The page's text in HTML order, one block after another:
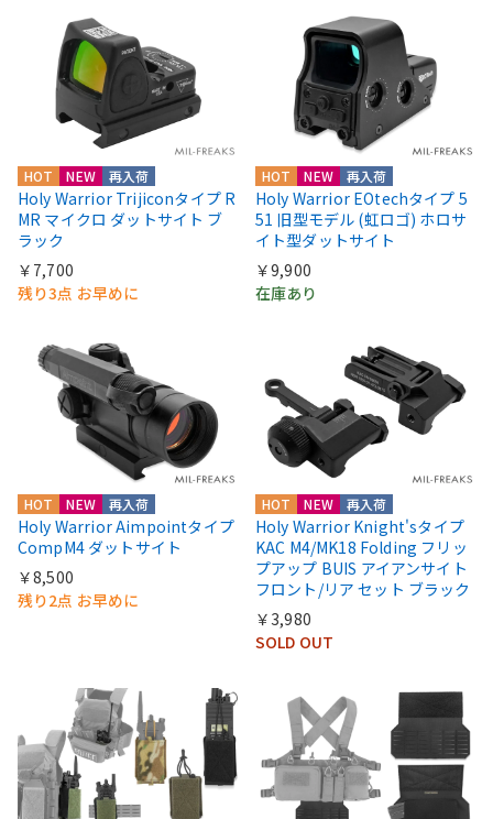
HOT NEW 再入荷
Holy Warrior Trijiconタイプ R
MR マイクロ ダットサイト ブ
ラック
￥7,700
残り3点 お早めに
HOT NEW 再入荷
Holy Warrior EOtechタイプ 5
51 旧型モデル (虹ロゴ) ホロサ
イト型ダットサイト
￥9,900
在庫あり
HOT NEW 再入荷
Holy Warrior Aimpointタイプ
CompM4 ダットサイト
￥8,500
残り2点 お早めに
HOT NEW 再入荷
Holy Warrior Knight'sタイプ
KAC M4/MK18 Folding フリッ
プアップ BUIS アイアンサイト
フロント/リア セット ブラック
￥3,980
SOLD OUT